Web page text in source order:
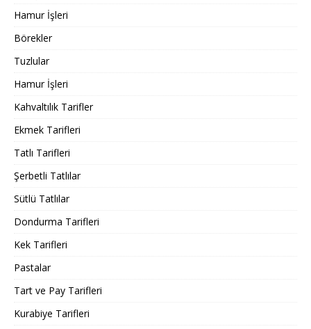
Hamur İşleri
Börekler
Tuzlular
Hamur İşleri
Kahvaltılık Tarifler
Ekmek Tarifleri
Tatlı Tarifleri
Şerbetli Tatlılar
Sütlü Tatlılar
Dondurma Tarifleri
Kek Tarifleri
Pastalar
Tart ve Pay Tarifleri
Kurabiye Tarifleri